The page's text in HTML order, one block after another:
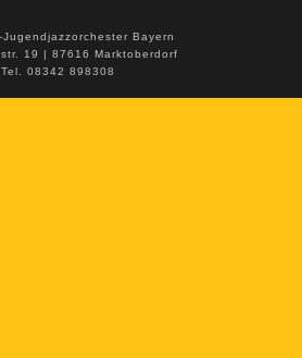
Bayern
19 | 87616 Marktoberdorf
Tel. 08342 898308